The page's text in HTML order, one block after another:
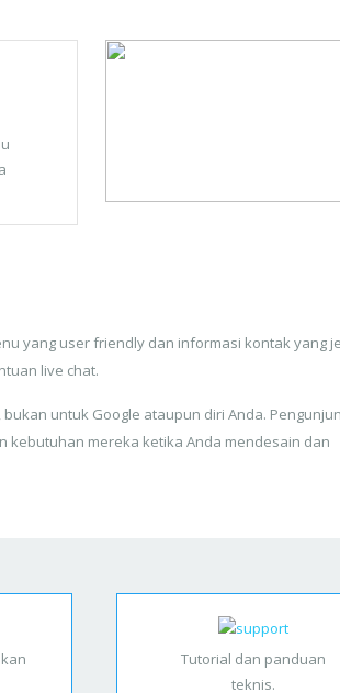
yang user friendly dan informasi kontak yang
live chat.
untuk Google ataupun diri Anda.
kebutuhan mereka ketika Anda mendesain dan
Tutorial dan panduan
teknis.